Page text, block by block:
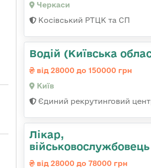
Черкаси
Косівський РТЦК та СП
Водій (Київська
від 28000 до 150000 грн
Київ
Єдиний рекрутинговий
Лікар,
військовослужбовець
від 28000 до 78000 грн